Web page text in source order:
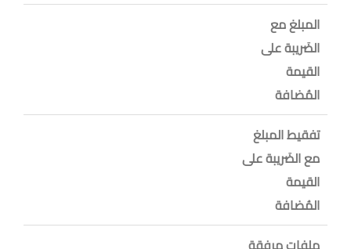
المبلغ مع
الضَريبة على
القيمة
المُضافة
تفقيط المبلغ
مع الضَريبة على
القيمة
المُضافة